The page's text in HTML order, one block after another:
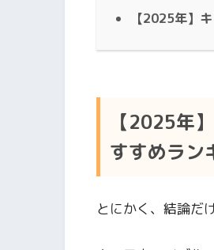
【2025年】
【2025年
すすめラン
とにかく、結論だ